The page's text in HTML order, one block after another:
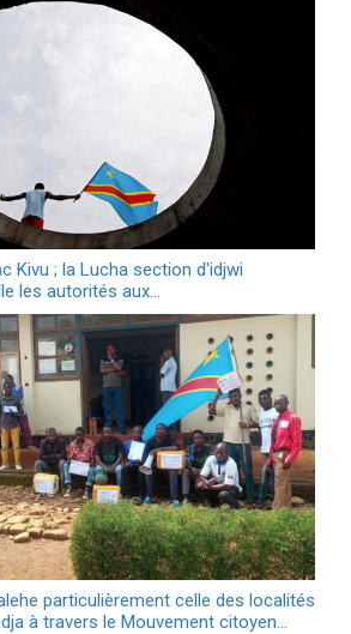
Kivu ; la Lucha section d'idjwi
les autorités aux…
particulièrement celle des localités
à travers le Mouvement citoyen…